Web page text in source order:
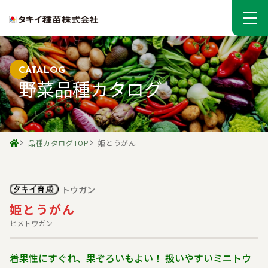
CATALOG
野菜品種カタログ
品種カタログTOP 姫とうがん
姫とうがん
ヒメトウガン
トウガン
着果性にすぐれ、果ぞろいもよい！ 扱いやすいミニトウ